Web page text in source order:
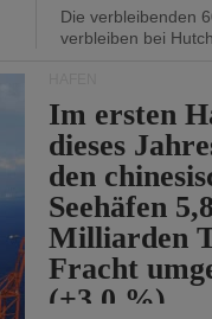
Die verbleibenden
verbleiben bei
Im ersten
dieses
den
Seehäfen
Milliarden
Fracht
(+3,0 %).